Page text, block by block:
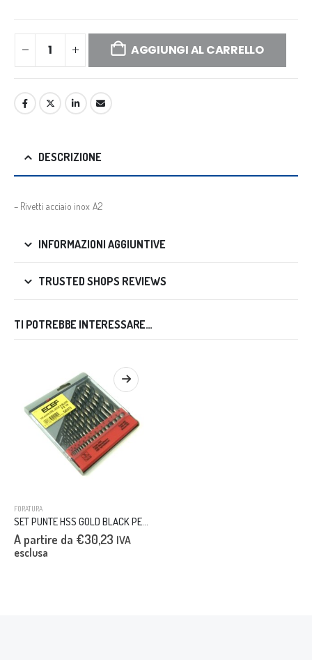
AGGIUNGI AL CARRELLO
DESCRIZIONE
– Rivetti acciaio inox A2
INFORMAZIONI AGGIUNTIVE
TRUSTED SHOPS REVIEWS
TI POTREBBE INTERESSARE…
FORATURA
A partire da €30,23 IVA
esclusa